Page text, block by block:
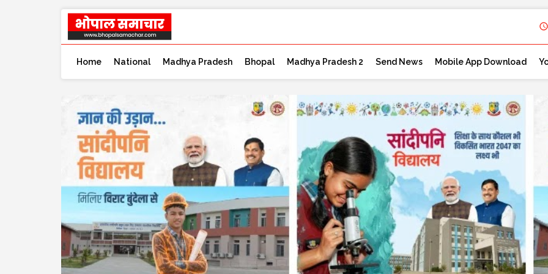
Home National Madhya Pradesh Bhopal Madhya Pradesh 2 Send News Mobile App Download